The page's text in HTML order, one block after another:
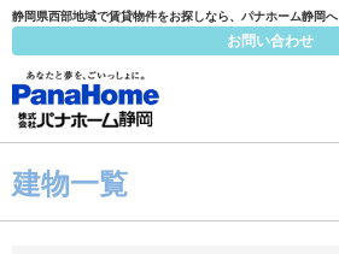
静岡県西部地域で賃貸物件をお探しなら、パナホーム静岡へ
お問い合わせ
建物一覧